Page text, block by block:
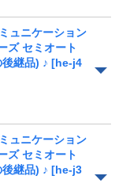
ュニケーション
ズ セミオート
継品) ♪ [he-j4
ュニケーション
ズ セミオート
継品) ♪ [he-j3